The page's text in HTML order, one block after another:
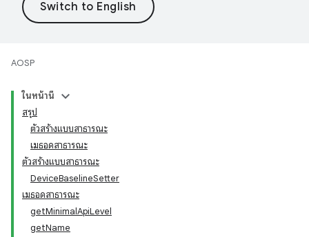
AOSP
ในหน้านี้
สรุป
ตัวสร้างแบบสาธารณะ
เมธอดสาธารณะ
ตัวสร้างแบบสาธารณะ
DeviceBaselineSetter
เมธอดสาธารณะ
getMinimalApiLevel
getName